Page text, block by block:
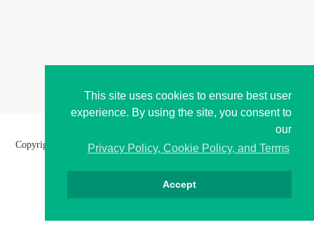
This site uses cookies to ensure best user
experience. By using the site, you consent to
our
Privacy Policy, Cookie Policy, and Terms
Accept
Copyright © i2Symbol 2011-2026,Sciweavers LLC, USA.191
Privacy
Cookies
Terms
Contact
About